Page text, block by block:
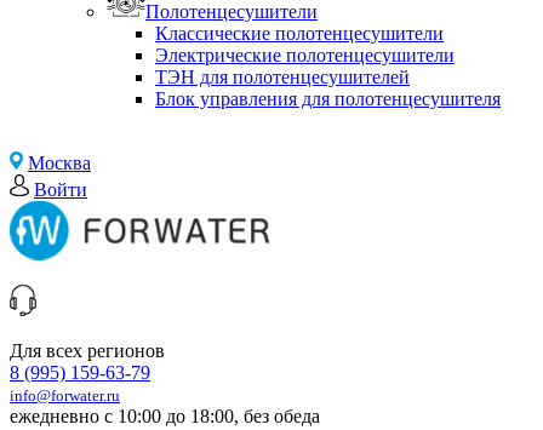
Полотенцесушители
Классические полотенцесушители
Электрические полотенцесушители
ТЭН для полотенцесушителей
Блок управления для полотенцесушителя
Москва
Войти
Для всех регионов
8 (995) 159-63-79
info@forwater.ru
ежедневно с 10:00 до 18:00, без обеда